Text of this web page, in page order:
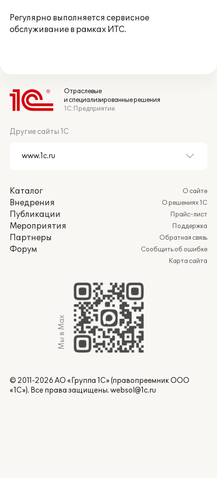
Регулярно выполняется сервисное
обслуживание в рамках ИТС.
Отраслевые
и специализированные решения
1С:Предприятие
Другие сайты 1С
Каталог
Внедрения
Публикации
Мероприятия
Партнеры
Форум
О сайте
О решениях 1С
Прайс-лист
Поддержка
Обратная связь
Сообщить об ошибке
Карта сайта
Мы в Max
© 2011-2026 АО «Группа 1С» (правопреемник ООО
«1С»). Все права защищены. websol@1c.ru